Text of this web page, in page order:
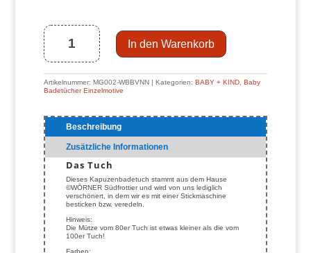
Wörner
Baby
Badetuch
Standard
hellgrün-
pastellgrün
mit
Einhorn
Regenbogen
Menge
In den Warenkorb
Artikelnummer: MG002-WBBVNN Kategorien: BABY + KIND, Baby
Badetücher Einzelmotive
Beschreibung
Zusätzliche Informationen
Das Tuch
Dieses Kapuzenbadetuch stammt aus dem Hause
©WÖRNER Südfrottier und wird von uns lediglich
verschönert, in dem wir es mit einer Stickmaschine
besticken bzw. veredeln.
Hinweis:
Die Mütze vom 80er Tuch ist etwas kleiner als die vom
100er Tuch!
Farben: